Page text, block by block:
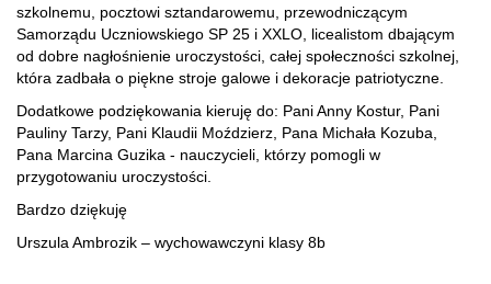
szkolnemu, pocztowi sztandarowemu, przewodniczącym
Samorządu Uczniowskiego SP 25 i XXLO, licealistom dbającym
od dobre nagłośnienie uroczystości, całej społeczności szkolnej,
która zadbała o piękne stroje galowe i dekoracje patriotyczne.
Dodatkowe podziękowania kieruję do: Pani Anny Kostur, Pani
Pauliny Tarzy, Pani Klaudii Moździerz, Pana Michała Kozuba,
Pana Marcina Guzika - nauczycieli, którzy pomogli w
przygotowaniu uroczystości.
Bardzo dziękuję
Urszula Ambrozik – wychowawczyni klasy 8b